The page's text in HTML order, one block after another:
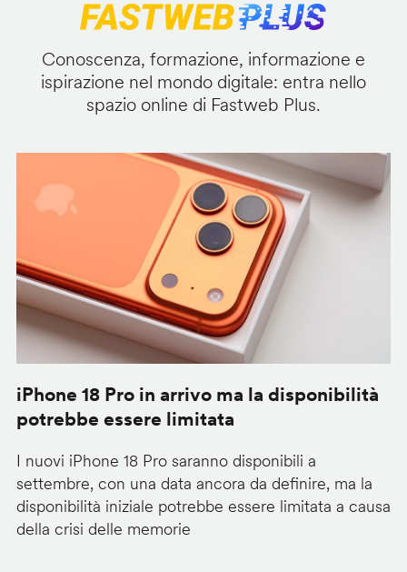
Conoscenza, formazione, informazione e
ispirazione nel mondo digitale: entra nello
spazio online di Fastweb Plus.
iPhone 18 Pro in arrivo ma la disponibilità
potrebbe essere limitata
I nuovi iPhone 18 Pro saranno disponibili a
settembre, con una data ancora da definire, ma la
disponibilità iniziale potrebbe essere limitata a causa
della crisi delle memorie